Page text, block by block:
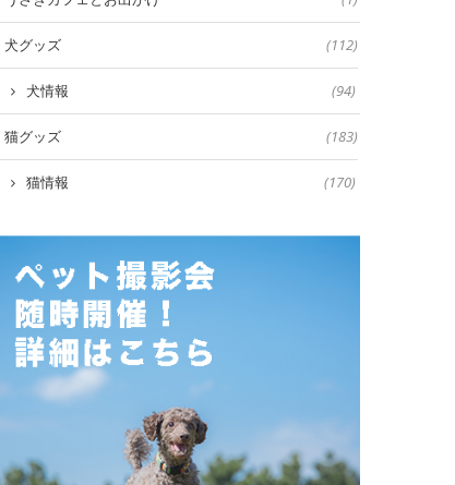
犬グッズ (112)
犬情報 (94)
猫グッズ (183)
猫情報 (170)